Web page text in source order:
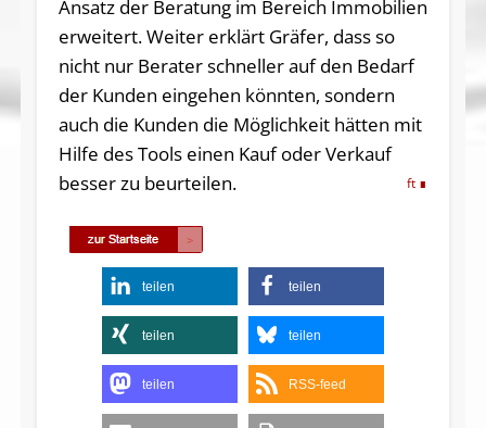
Ansatz der Beratung im Bereich Immobilien
erweitert. Weiter erklärt Gräfer, dass so
nicht nur Berater schneller auf den Bedarf
der Kunden eingehen könnten, sondern
auch die Kunden die Möglichkeit hätten mit
Hilfe des Tools einen Kauf oder Verkauf
besser zu beurteilen.
ft
teilen teilen
teilen teilen
teilen RSS-feed